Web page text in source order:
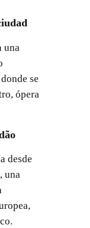
una
se
ópera
desde
una